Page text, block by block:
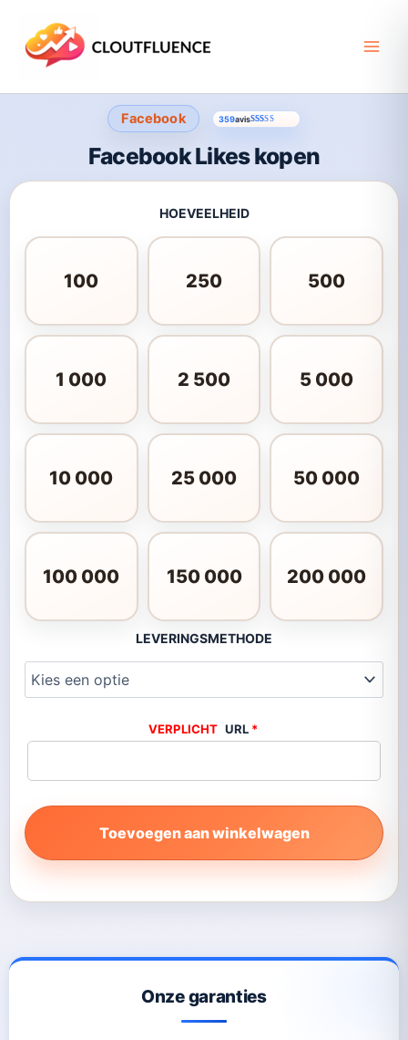
Facebook 359avis
Facebook Likes kopen
HOEVEELHEID
100 250 500
1 000 2 500 5 000
10 000 25 000 50 000
100 000 150 000 200 000
LEVERINGSMETHODE
URL *
Toevoegen aan winkelwagen
Onze garanties